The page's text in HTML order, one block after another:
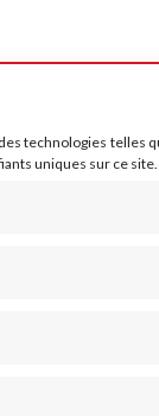
technologies telles
uniques sur ce